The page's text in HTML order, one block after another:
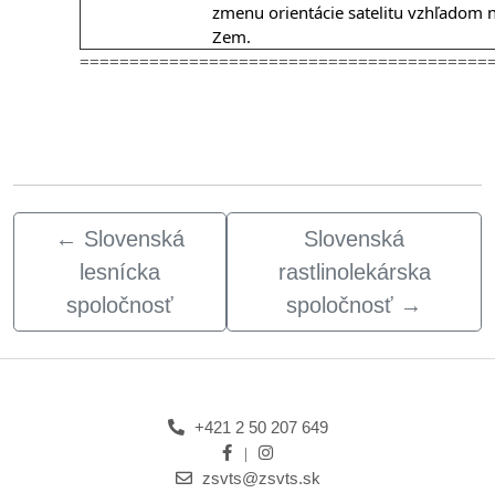
zmenu orientácie satelitu vzhľadom
Zem.
← Slovenská
lesnícka
spoločnosť
Slovenská
rastlinolekárska
spoločnosť →
+421 2 50 207 649
zsvts@zsvts.sk